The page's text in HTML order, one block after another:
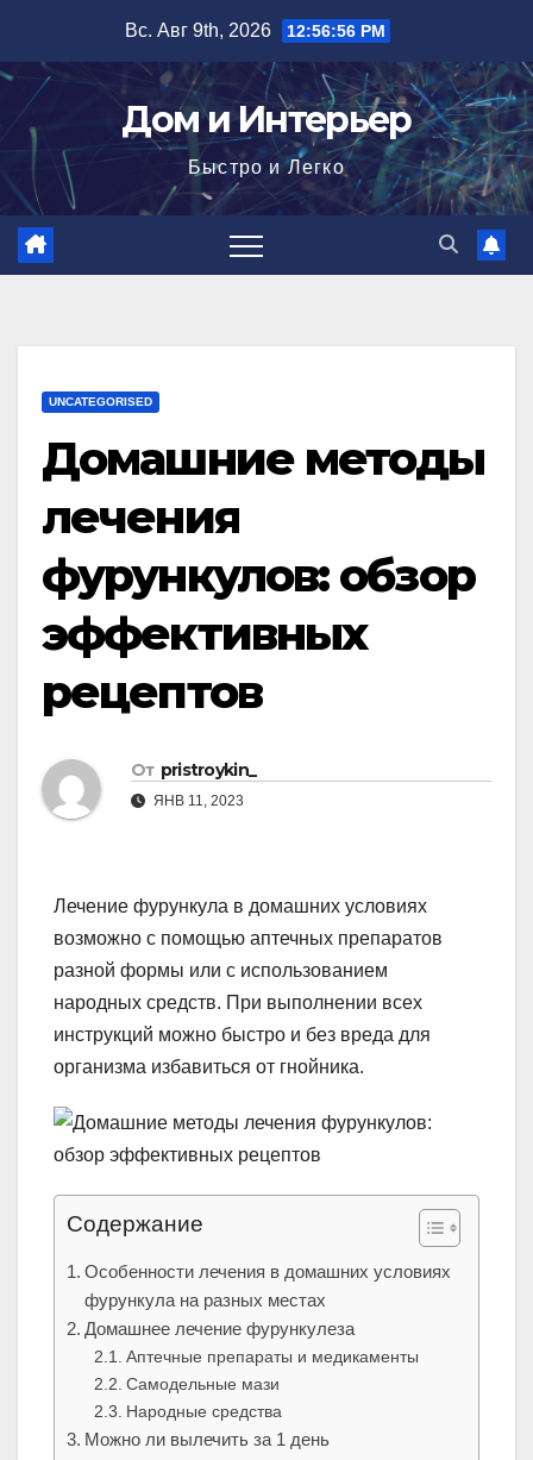
содержимому
Вс. Авг 9th, 2026 12:56:57 PM
Дом и Интерьер
Быстро и Легко
UNCATEGORISED
Домашние методы
лечения
фурункулов: обзор
эффективных
рецептов
От pristroykin_
ЯНВ 11, 2023
Лечение фурункула в домашних условиях
возможно с помощью аптечных препаратов
разной формы или с использованием
народных средств. При выполнении всех
инструкций можно быстро и без вреда для
организма избавиться от гнойника.
Содержание
Особенности лечения в домашних условиях
фурункула на разных местах
Домашнее лечение фурункулеза
Аптечные препараты и медикаменты
Самодельные мази
Народные средства
Можно ли вылечить за 1 день